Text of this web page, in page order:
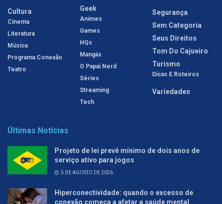
Cultura
Cinema
Literatura
Música
Programa Conexão
Teatro
Geek
Animes
Games
HQs
Mangás
O Papai Nerd
Séries
Streaming
Tech
Segurança
Sem Categoria
Seus Direitos
Tom Do Cajueiro
Turismo
Dicas E Roteiros
Variedades
Últimas Notícias
Projeto de lei prevê mínimo de dois anos de
serviço ativo para jogos
5 DE AGOSTO DE 2026
Hiperconectividade: quando o excesso de
conexão começa a afetar a saúde mental